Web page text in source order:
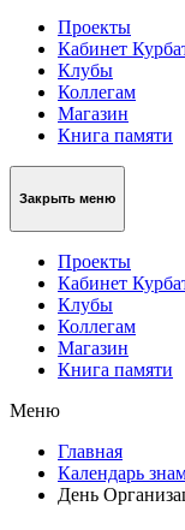
Проекты
Кабинет
Клубы
Коллегам
Магазин
Книга памяти
Закрыть меню
Проекты
Кабинет
Клубы
Коллегам
Магазин
Книга памяти
Меню
Главная
Календарь
День